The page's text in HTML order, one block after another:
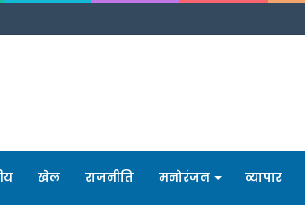
खेल राजनीति मनोरंजन व्यापार